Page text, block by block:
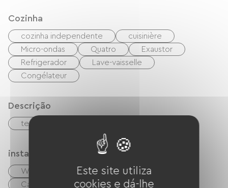
Cozinha
cozinha independente
cuisinière
Micro-ondas
Quatro
Exaustor
Refrigerador
Lave-vaisselle
Congélateur
Descrição
terraço
instalações
Wi-Fi grátis TV
TNT
Cabo/Satélite
Churrasco
Este site utiliza
cookies e dá-lhe